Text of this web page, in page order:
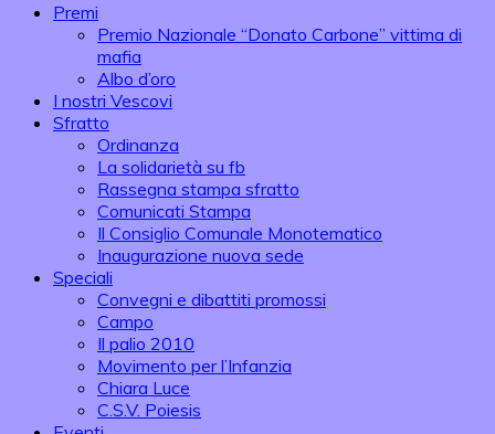
Premi
Premio Nazionale “Donato Carbone” vittima di
mafia
Albo d’oro
I nostri Vescovi
Sfratto
Ordinanza
La solidarietà su fb
Rassegna stampa sfratto
Comunicati Stampa
Il Consiglio Comunale Monotematico
Inaugurazione nuova sede
Speciali
Convegni e dibattiti promossi
Campo
Il palio 2010
Movimento per l’Infanzia
Chiara Luce
C.S.V. Poiesis